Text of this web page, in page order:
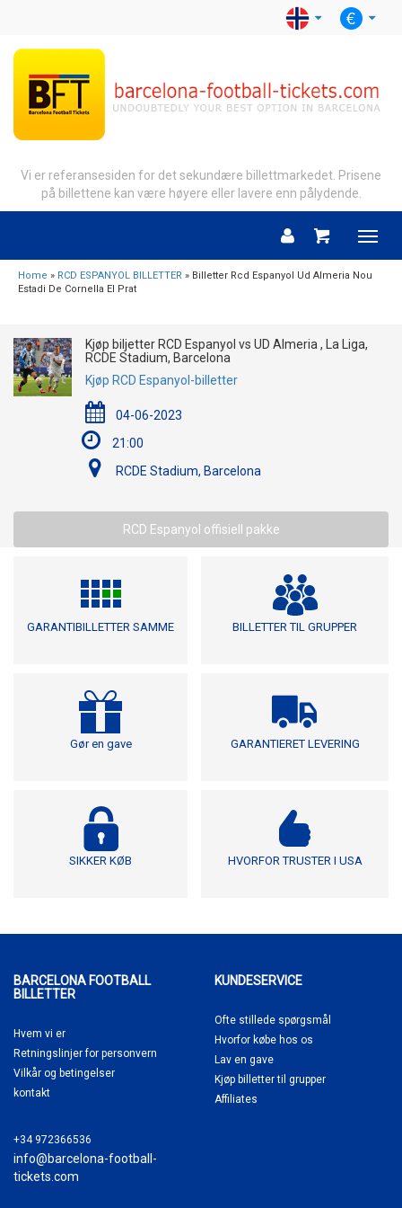
Vi er referansesiden for det sekundære billettmarkedet. Prisene
på billettene kan være høyere eller lavere enn pålydende.
Menu
Home » RCD ESPANYOL BILLETTER » Billetter Rcd Espanyol Ud Almeria Nou
Estadi De Cornella El Prat
Kjøp biljetter RCD Espanyol vs UD Almeria , La Liga,
RCDE Stadium, Barcelona
Kjøp RCD Espanyol-billetter
04-06-2023
21:00
RCDE Stadium, Barcelona
RCD Espanyol offisiell pakke
GARANTIBILLETTER SAMME BILLETTER TIL GRUPPER
Gør en gave GARANTIERET LEVERING
SIKKER KØB HVORFOR TRUSTER I USA
BARCELONA FOOTBALL
BILLETTER
Hvem vi er
Retningslinjer for personvern
Vilkår og betingelser
kontakt
+34 972366536
info@barcelona-football-
tickets.com
KUNDESERVICE
Ofte stillede spørgsmål
Hvorfor købe hos os
Lav en gave
Kjøp billetter til grupper
Affiliates